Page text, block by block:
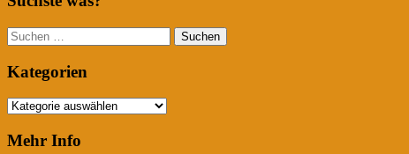
Suchen
nach:
Kategorien
Kategorien
Mehr Info